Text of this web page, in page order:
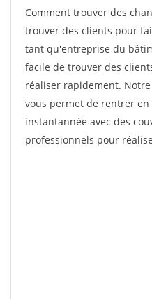
Comment trouver des
trouver des clients pour
tant qu'entreprise du
facile de trouver des
réaliser rapidement.
vous permet de rentrer
instantannée avec des
professionnels pour